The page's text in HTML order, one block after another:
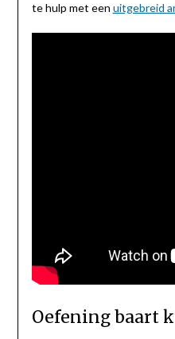
te hulp met een uitgebreid
Oefening baart